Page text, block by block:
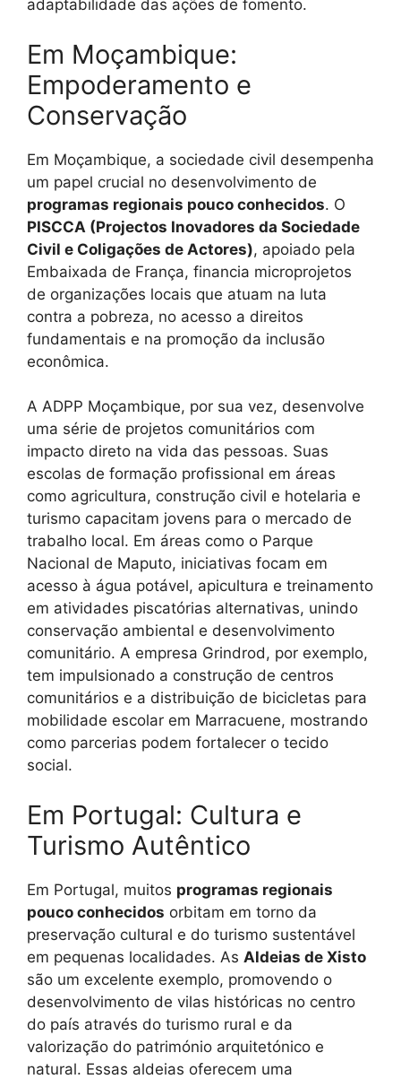
adaptabilidade das ações de fomento.
Em Moçambique:
Empoderamento e
Conservação
Em Moçambique, a sociedade civil desempenha
um papel crucial no desenvolvimento de
programas regionais pouco conhecidos. O
PISCCA (Projectos Inovadores da Sociedade
Civil e Coligações de Actores), apoiado pela
Embaixada de França, financia microprojetos
de organizações locais que atuam na luta
contra a pobreza, no acesso a direitos
fundamentais e na promoção da inclusão
econômica.
A ADPP Moçambique, por sua vez, desenvolve
uma série de projetos comunitários com
impacto direto na vida das pessoas. Suas
escolas de formação profissional em áreas
como agricultura, construção civil e hotelaria e
turismo capacitam jovens para o mercado de
trabalho local. Em áreas como o Parque
Nacional de Maputo, iniciativas focam em
acesso à água potável, apicultura e treinamento
em atividades piscatórias alternativas, unindo
conservação ambiental e desenvolvimento
comunitário. A empresa Grindrod, por exemplo,
tem impulsionado a construção de centros
comunitários e a distribuição de bicicletas para
mobilidade escolar em Marracuene, mostrando
como parcerias podem fortalecer o tecido
social.
Em Portugal: Cultura e
Turismo Autêntico
Em Portugal, muitos programas regionais
pouco conhecidos orbitam em torno da
preservação cultural e do turismo sustentável
em pequenas localidades. As Aldeias de Xisto
são um excelente exemplo, promovendo o
desenvolvimento de vilas históricas no centro
do país através do turismo rural e da
valorização do património arquitetónico e
natural. Essas aldeias oferecem uma